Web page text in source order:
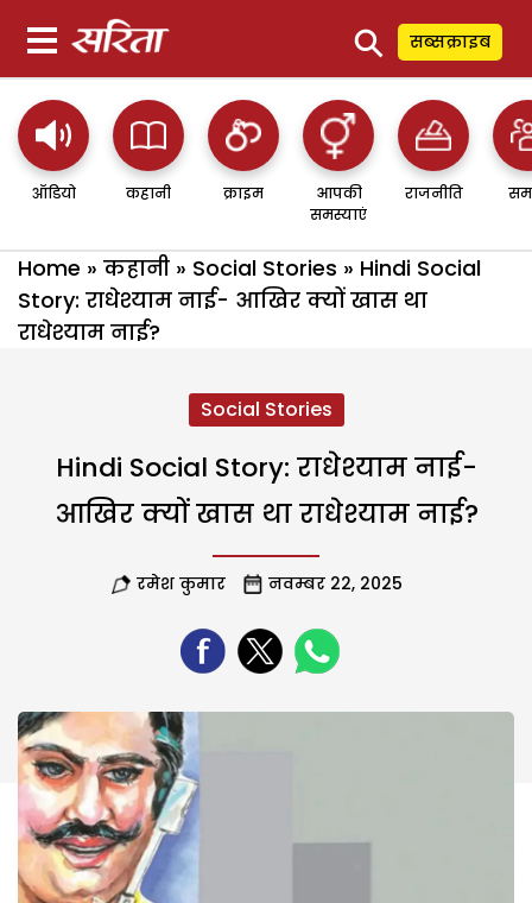
⚲ सब्सक्राइब
ऑडियो कहानी क्राइम
आपकी
समस्याएं
राजनीति
Home » कहानी » Social Stories » Hindi Social
Story: राधेश्याम नाई- आखिर क्यों खास था
राधेश्याम नाई?
Social Stories
Hindi Social Story: राधेश्याम नाई-
आखिर क्यों खास था राधेश्याम नाई?
रमेश कुमार नवम्बर 22, 2025